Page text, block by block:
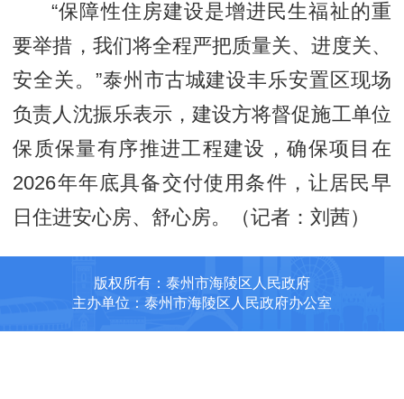
“保障性住房建设是增进民生福祉的重
要举措，我们将全程严把质量关、进度关、
安全关。”泰州市古城建设丰乐安置区现场
负责人沈振乐表示，建设方将督促施工单位
保质保量有序推进工程建设，确保项目在
2026年年底具备交付使用条件，让居民早
日住进安心房、舒心房。（记者：刘茜）
版权所有：泰州市海陵区人民政府
主办单位：泰州市海陵区人民政府办公室